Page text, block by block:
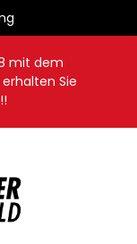
mit dem
erhalten Sie